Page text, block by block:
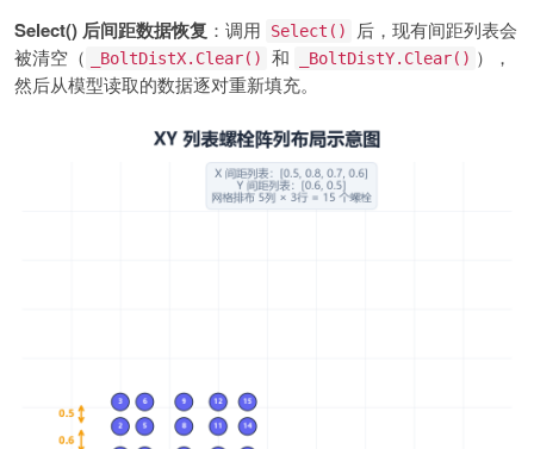
Select() 后间距数据恢复 ：调用 Select()
后，现有间距列表会
被清空（
_BoltDistX.Clear() 和 _BoltDistY.Clear() ），
然后从模型读取的数据逐对重新填充。